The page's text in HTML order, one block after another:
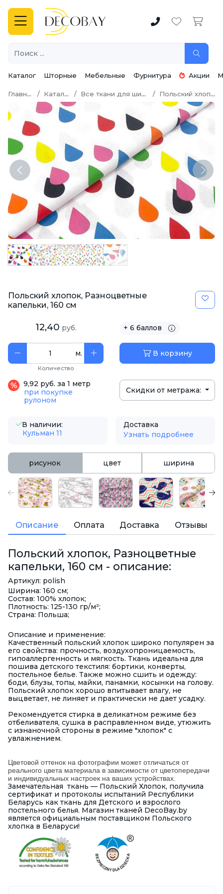
Каталог Шторные Мебельные Фурнитура Акции
Главная Каталог Все ткани для шитья Польский хлопок
Previous Next
Польский хлопок, Разноцветные
капельки, 160 см
12,40 руб. + 6 баллов
м.
Количество
В корзину
9,92 руб. за 1 метр
при покупке
рулоном
Скидки от метража:
В наличии:
Кульман 11
Доставка
Узнать подробнее
рисунок цвет ширина
Описание Оплата Доставка Отзывы
Польский хлопок, Разноцветные
капельки, 160 см - описание:
Артикул: polish
Ширина: 160 см;
Состав: 100% хлопок;
Плотность: 125-130 гр/м²;
Страна: Польша;
Описание и применение:
Качественный польский хлопок широко популярен за
его свойства: прочность, воздухопроницаемость,
гипоаллергенность и мягкость. Ткань идеальна для
пошива детского текстиля: бортики, конверты,
постельное белье. Также можно сшить и одежду:
боди, блузы, топы, майки, панамки, косынки на голову.
Польский хлопок хорошо впитывает влагу, не
выцветает, не линяет и практически не дает усадку.
Рекомендуется стирка в деликатном режиме без
отбеливателя, сушка в расправленном виде, утюжить
с изнаночной стороны в режиме "хлопок" с
увлажнением.
Цветовой оттенок на фотографии может отличаться от
реального цвета материала в зависимости от цветопередачи
и индивидуальных настроек на ваших устройствах.
Замечательная ткань — Польский Хлопок, получила
сертификат и протоколы испытаний Республики
Беларусь как ткань для Детского и взрослого
постельного белья. Магазин тканей DecoBay.by
является официальным поставщиком Польского
хлопка в Беларуси!